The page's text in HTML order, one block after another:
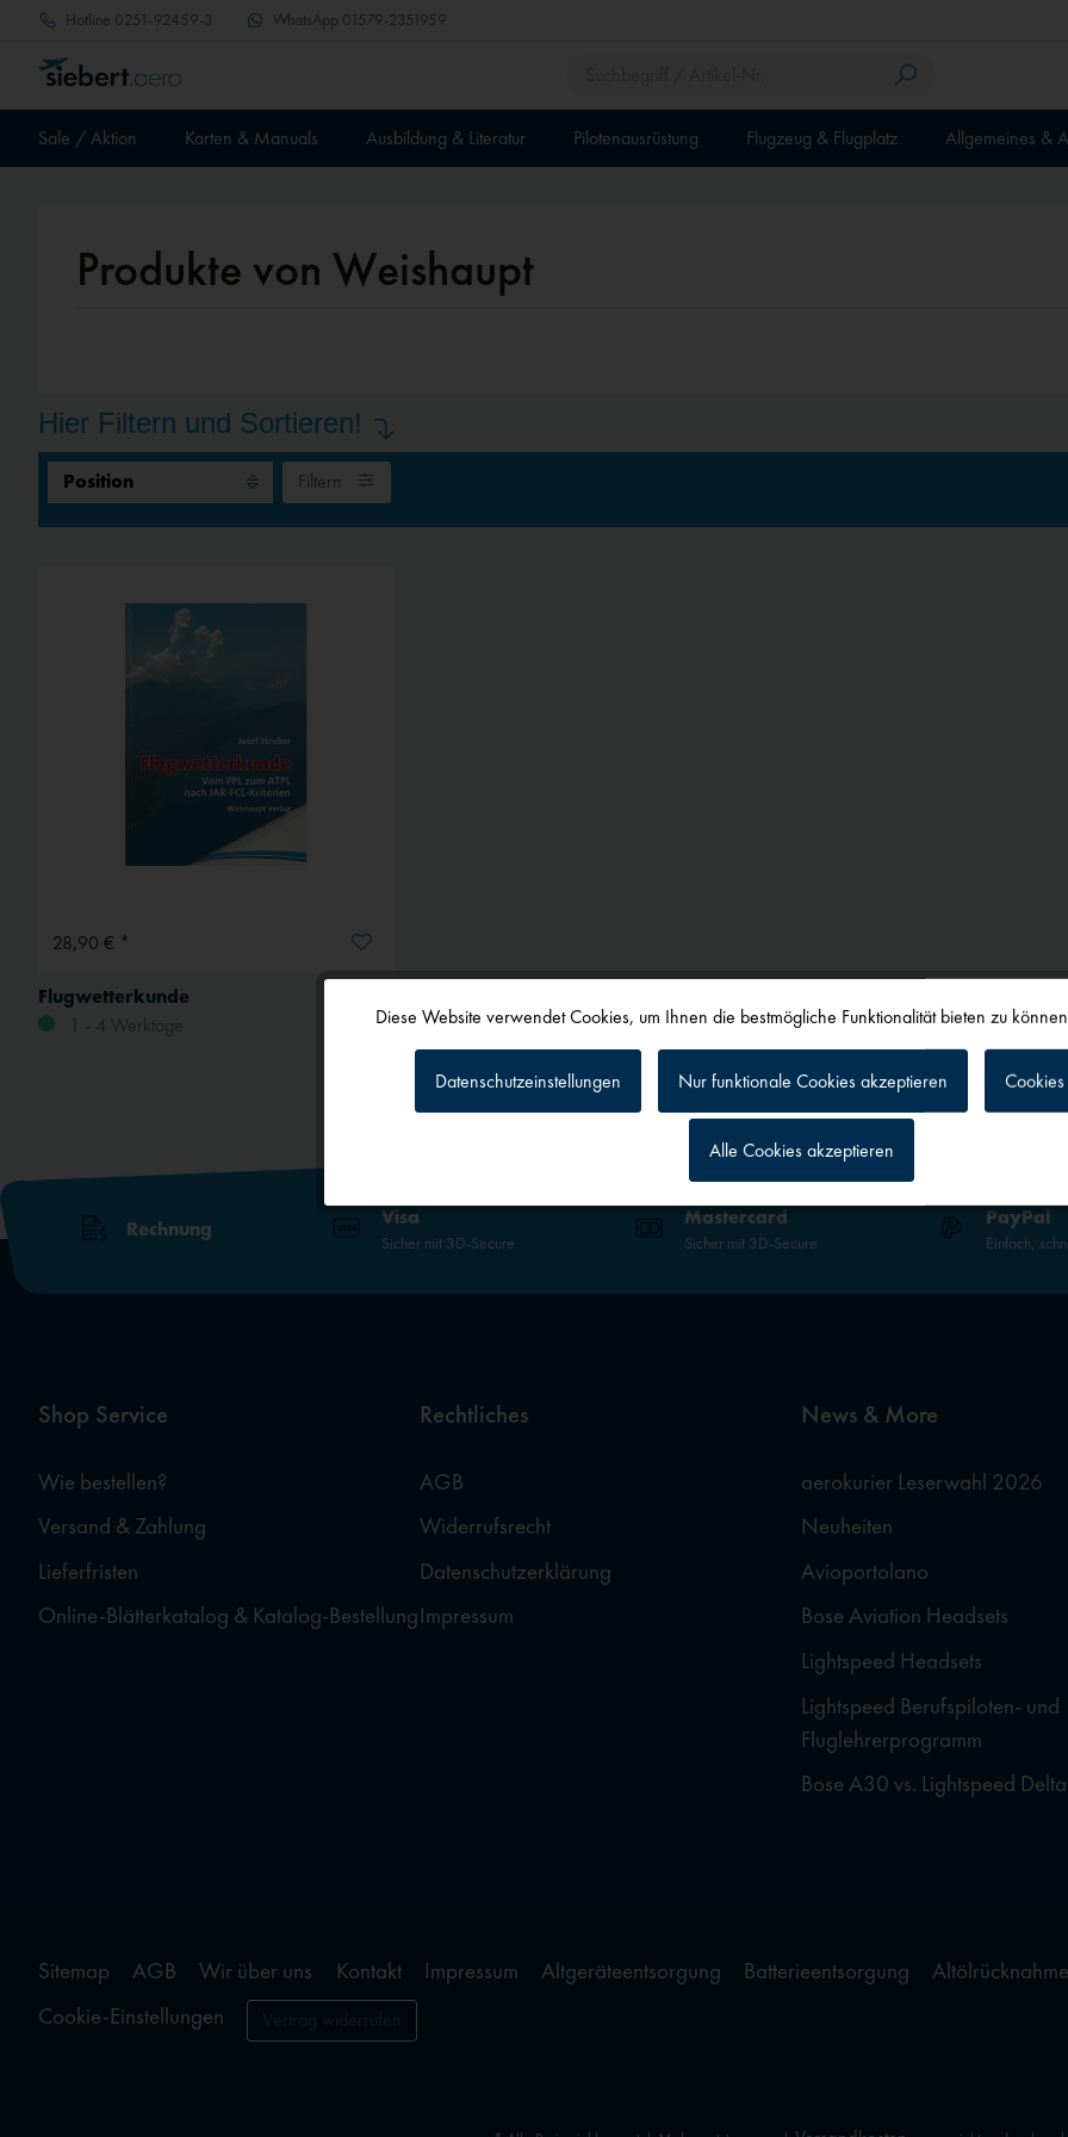
Hotline 0251-92459-3 WhatsApp 01579-2351959
Sale / Aktion Karten & Manuals Ausbildung & Literatur Pilotenausrüstung Flugzeug & Flugplatz Allgemeines &
Produkte von Weishaupt
Hier Filtern und Sortieren!
Filtern
28,90 € *
Flugwetterkunde
Rechnung Visa
Sicher mit 3D-Secure
Mastercard
Sicher mit 3D-Secure
PayPal
Einfach,
Shop Service
Wie bestellen?
Versand & Zahlung
Lieferfristen
Online-Blätterkatalog & Katalog-Bestellung
Rechtliches
AGB
Widerrufsrecht
Datenschutzerklärung
Impressum
News & More
aerokurier Leserwahl 2026
Neuheiten
Avioportolano
Bose Aviation Headsets
Lightspeed Headsets
Lightspeed Berufspiloten- und
Fluglehrerprogramm
Bose A30 vs. Lightspeed
Sitemap AGB Wir über uns Kontakt Impressum Altgeräteentsorgung Batterieentsorgung Altölrücknahme
Cookie-Einstellungen
Tracking
Diese Website verwendet Cookies, um Ihnen die bestmögliche Funktionalität bieten zu
Datenschutzeinstellungen Nur funktionale Cookies akzeptieren
Alle Cookies akzeptieren